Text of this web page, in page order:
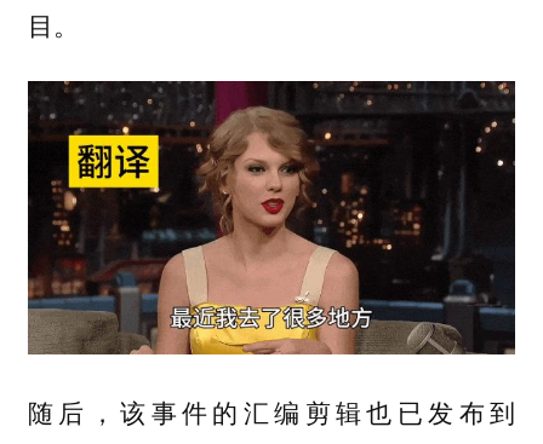
目。
随后，该事件的汇编剪辑也已发布到